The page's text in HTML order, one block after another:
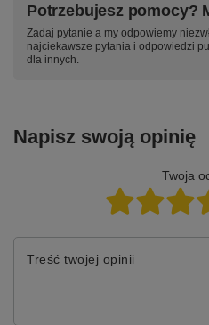
Potrzebujesz pomocy?
Zadaj pytanie a my odpowiemy
najciekawsze pytania i odpowiedzi
dla innych.
Napisz swoją opinię
Twoja
Treść twojej opinii